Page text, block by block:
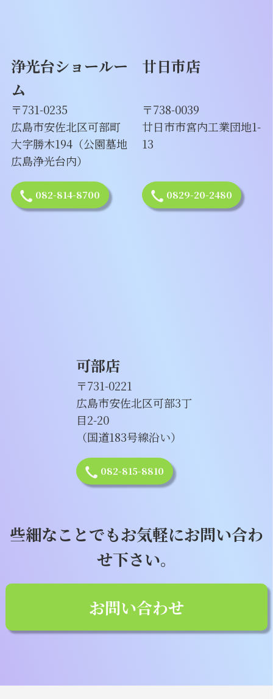
浄光台ショールー
ム
〒731-0235
広島市安佐北区可部町
大字勝木194（公園墓地
広島浄光台内）
082-814-8700
廿日市店
〒738-0039
廿日市市宮内工業団地1-
13
0829-20-2480
可部店
〒731-0221
広島市安佐北区可部3丁
目2-20
（国道183号線沿い）
082-815-8810
些細なことでもお気軽にお問い合わ
せ下さい。
お問い合わせ